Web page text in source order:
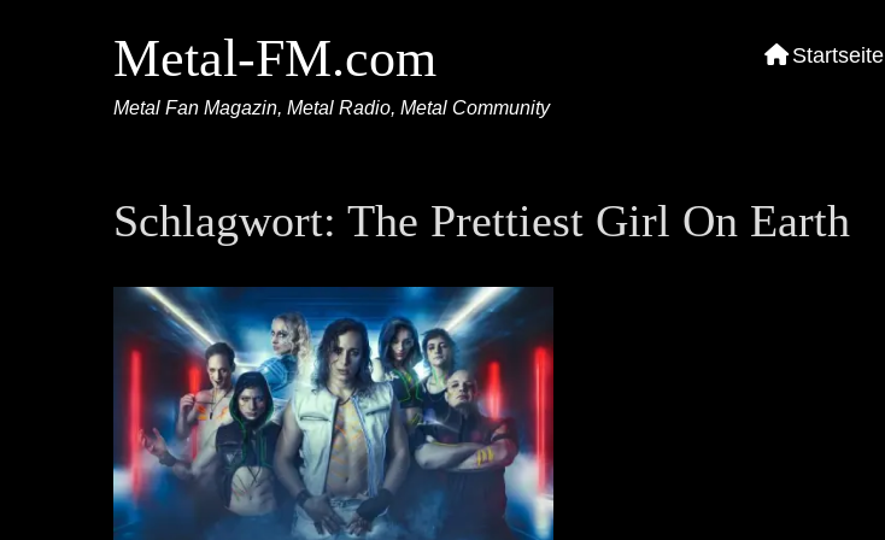
Metal-FM.com
Metal Fan Magazin, Metal Radio, Metal Community
Startseite
Schlagwort:The Prettiest Girl On Earth